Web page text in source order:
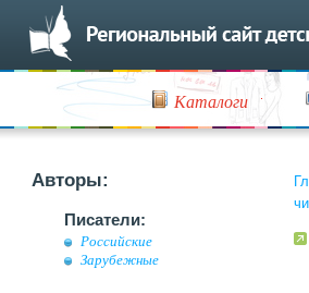
Каталоги
Авторы:
Писатели:
Российские
Зарубежные